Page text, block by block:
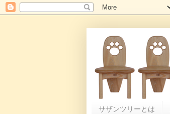
サザンツリーとは